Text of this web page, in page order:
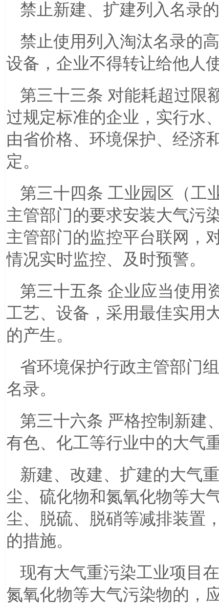
禁止新建、扩建列入名录
禁止使用列入淘汰名录的
设备，企业不得转让给他人
第三十三条 对能耗超过限
过规定标准的企业，实行水
由省价格、环境保护、经济
定。
第三十四条 工业园区（工
主管部门的要求安装大气污
主管部门的监控平台联网，
情况实时监控、及时预警。
第三十五条 企业应当使用
工艺、设备，采用最佳实用
的产生。
省环境保护行政主管部门
名录。
第三十六条 严格控制新建
有色、化工等行业中的大气
新建、改建、扩建的大气
尘、硫化物和氮氧化物等大
尘、脱硫、脱硝等减排装置
的措施。
现有大气重污染工业项目
氮氧化物等大气污染物的，